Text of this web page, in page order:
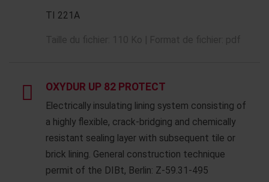
TI 221A
OXYDUR UP 82 PROTECT
Electrically insulating lining system consisting of
a highly flexible, crack-bridging and chemically
resistant sealing layer with subsequent tile or
brick lining. General construction technique
permit of the DIBt, Berlin: Z-59.31-495